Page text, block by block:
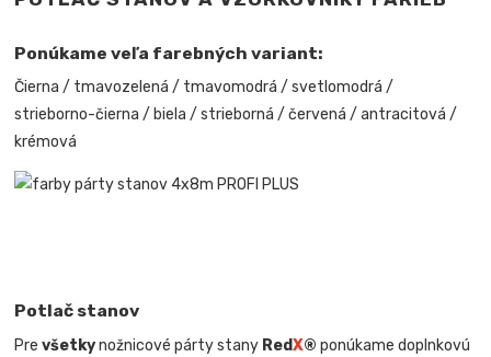
Ponúkame veľa farebných variant:
Čierna / tmavozelená / tmavomodrá / svetlomodrá /
strieborno-čierna / biela / strieborná / červená / antracitová /
krémová
Potlač stanov
Prevšetkynožnicové párty stany RedX® ponúkame doplnkovú